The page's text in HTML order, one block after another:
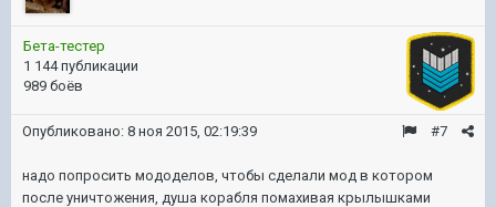
Бета-тестер
1 144 публикации
989 боёв
#7
Опубликовано: 8 ноя 2015, 02:19:39
надо попросить мододелов, чтобы сделали мод в котором
после уничтожения, душа корабля помахивая крылышками